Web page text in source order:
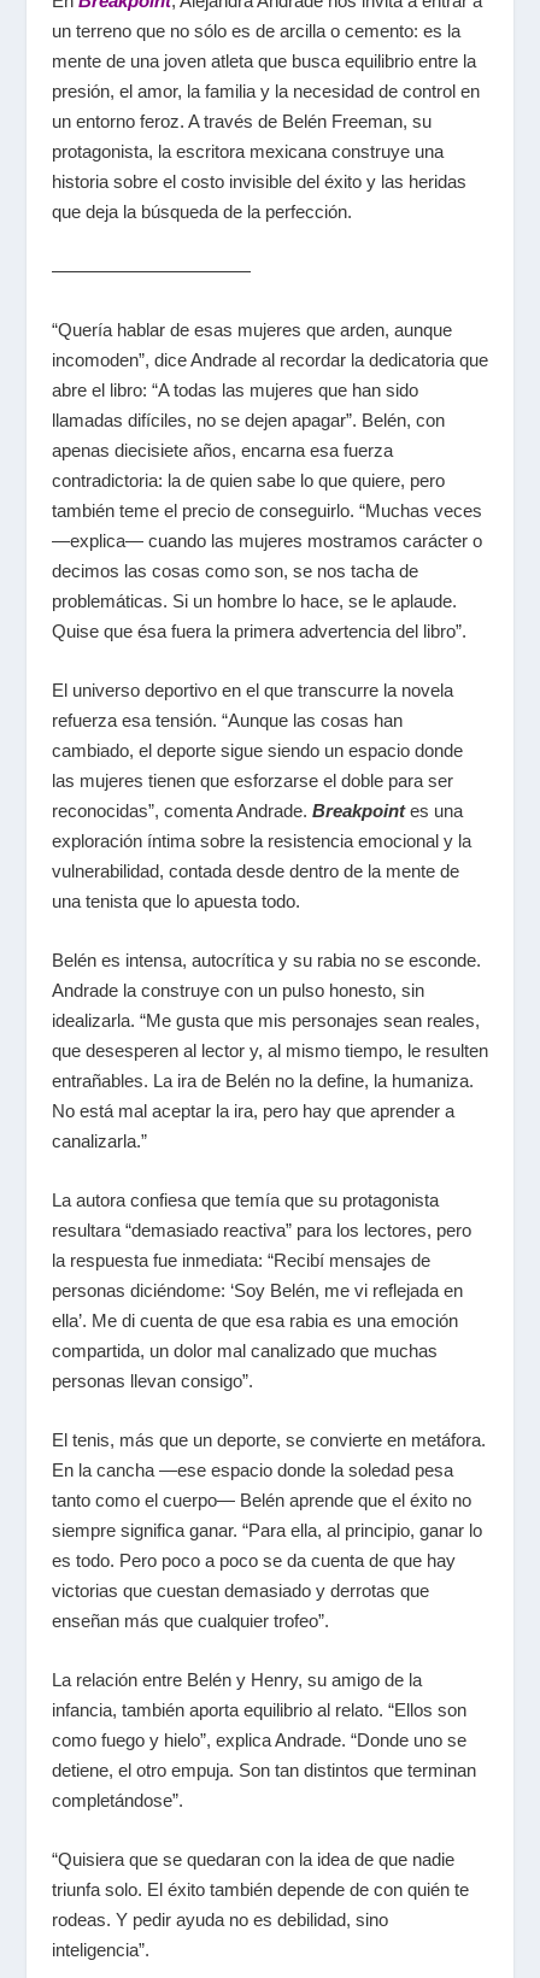
un terreno que no sólo es de arcilla o cemento: es la
mente de una joven atleta que busca equilibrio entre la
presión, el amor, la familia y la necesidad de control en
un entorno feroz. A través de Belén Freeman, su
protagonista, la escritora mexicana construye una
historia sobre el costo invisible del éxito y las heridas
que deja la búsqueda de la perfección.
———————————
“Quería hablar de esas mujeres que arden, aunque
incomoden”, dice Andrade al recordar la dedicatoria que
abre el libro: “A todas las mujeres que han sido
llamadas difíciles, no se dejen apagar”. Belén, con
apenas diecisiete años, encarna esa fuerza
contradictoria: la de quien sabe lo que quiere, pero
también teme el precio de conseguirlo. “Muchas veces
—explica— cuando las mujeres mostramos carácter o
decimos las cosas como son, se nos tacha de
problemáticas. Si un hombre lo hace, se le aplaude.
Quise que ésa fuera la primera advertencia del libro”.
El universo deportivo en el que transcurre la novela
refuerza esa tensión. “Aunque las cosas han
cambiado, el deporte sigue siendo un espacio donde
las mujeres tienen que esforzarse el doble para ser
reconocidas”, comenta Andrade. Breakpointes una
exploración íntima sobre la resistencia emocional y la
vulnerabilidad, contada desde dentro de la mente de
una tenista que lo apuesta todo.
Belén es intensa, autocrítica y su rabia no se esconde.
Andrade la construye con un pulso honesto, sin
idealizarla. “Me gusta que mis personajes sean reales,
que desesperen al lector y, al mismo tiempo, le resulten
entrañables. La ira de Belén no la define, la humaniza.
No está mal aceptar la ira, pero hay que aprender a
canalizarla.”
La autora confiesa que temía que su protagonista
resultara “demasiado reactiva” para los lectores, pero
la respuesta fue inmediata: “Recibí mensajes de
personas diciéndome: ‘Soy Belén, me vi reflejada en
ella’. Me di cuenta de que esa rabia es una emoción
compartida, un dolor mal canalizado que muchas
personas llevan consigo”.
El tenis, más que un deporte, se convierte en metáfora.
En la cancha —ese espacio donde la soledad pesa
tanto como el cuerpo— Belén aprende que el éxito no
siempre significa ganar. “Para ella, al principio, ganar lo
es todo. Pero poco a poco se da cuenta de que hay
victorias que cuestan demasiado y derrotas que
enseñan más que cualquier trofeo”.
La relación entre Belén y Henry, su amigo de la
infancia, también aporta equilibrio al relato. “Ellos son
como fuego y hielo”, explica Andrade. “Donde uno se
detiene, el otro empuja. Son tan distintos que terminan
completándose”.
“Quisiera que se quedaran con la idea de que nadie
triunfa solo. El éxito también depende de con quién te
rodeas. Y pedir ayuda no es debilidad, sino
inteligencia”.